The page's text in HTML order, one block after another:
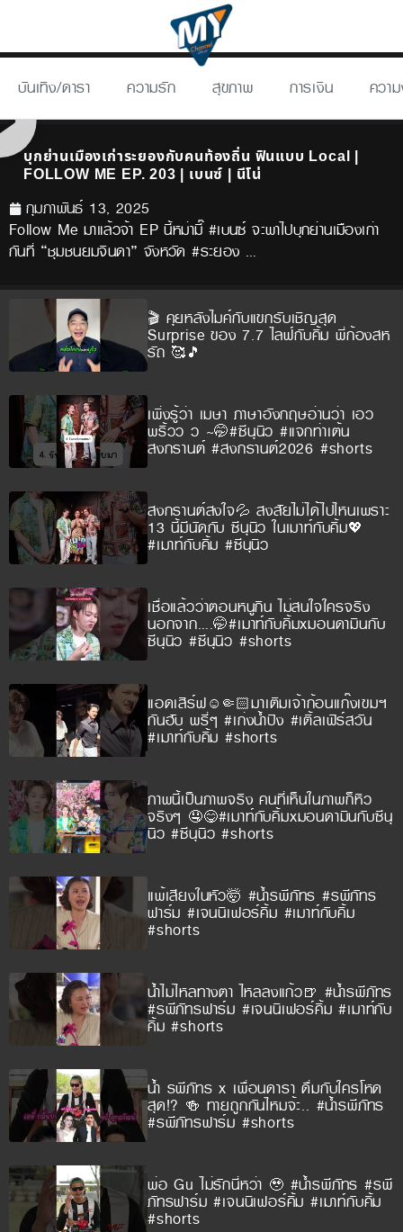
บันเทิง/ดารา ความรัก สุขภาพ การเงิน ควา
บุกย่านเมืองเก่าระยองกับคนท้องถิ่น ฟินแบบ Local |
FOLLOW ME EP. 203 | เบนซ์ | นีโน่
กุมภาพันธ์ 13, 2025
Follow Me มาแล้วจ้า EP นี้หม่ามี๊ #เบนซ์ จะพาไปบุกย่านเมืองเก่า
กันที่ “ชุมชนยมจินดา” จังหวัด #ระยอง …
🎬 คุยหลังไมค์กับแขกรับเชิญสุด
Surprise ของ 7.7 ไลฟ์กับคิ้ม พี่ก้องสห
รัถ 🥰🎵
เพิ่งรู้ว่า เมษา ภาษาอังกฤษอ่านว่า เอว
พริ้วว ว ~🤭#ซีนุนิว #แจกท่าเต้น
สงกรานต์ #สงกรานต์2026 #shorts
สงกรานต์สงใจ💦 สงสัยไม่ได้ไปไหนเพราะ
13 นี้มีนัดกับ ซีนุนิว ในเมาท์กับคิ้ม💖
#เมาท์กับคิ้ม #ซีนุนิว
เชื่อแล้วว่าตอนหนูกิน ไม่สนใจใครจริง
นอกจาก….🤭#เมาท์กับคิ้มxมอนดามินกับ
ซีนุนิว #ซีนุนิว #shorts
แอดเสิร์ฟ☺️🤏🏻มาเติมเจ้าก้อนแก๊งเขมฯ
กันฮับ พรี่ๆ #เก่งน้ำปิง #เติ้ลเฟิร์สวัน
#เมาท์กับคิ้ม #shorts
ภาพนี้เป็นภาพจริง คนที่เห็นในภาพก็หิว
จริงๆ 🤤😋#เมาท์กับคิ้มxมอนดามินกับซีนุ
นิว #ซีนุนิว #shorts
แพ้เสียงในหัว🤯 #น้ำรพีภัทร #รพีภัทร
ฟาร์ม #เจนนิเฟอร์คิ้ม #เมาท์กับคิ้ม
#shorts
น้ำไม่ไหลทางตา ไหลลงแก้ว🍺 #น้ำรพีภัทร
#รพีภัทรฟาร์ม #เจนนิเฟอร์คิ้ม #เมาท์กับ
คิ้ม #shorts
น้ำ รพีภัทร x เพื่อนดารา ดื่มกับใครโหด
สุด!? 🍻 ทายถูกกันไหมจ้ะ.. #น้ำรพีภัทร
#รพีภัทรฟาร์ม #shorts
พ่อ Gu ไม่รักนี่หว่า 🥹 #น้ำรพีภัทร #รพี
ภัทรฟาร์ม #เจนนิเฟอร์คิ้ม #เมาท์กับคิ้ม
#shorts